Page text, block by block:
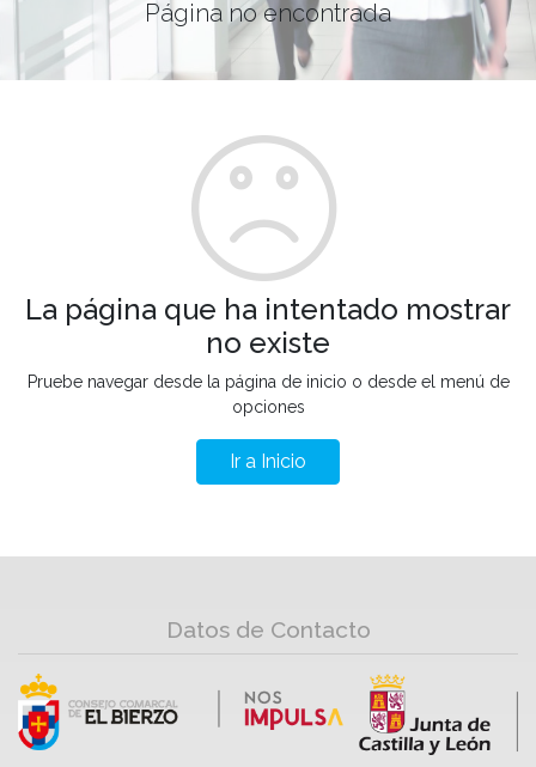
Página no encontrada
La página que ha intentado mostrar
no existe
Pruebe navegar desde la página de inicio o desde el menú de
opciones
Ir a Inicio
Datos de Contacto